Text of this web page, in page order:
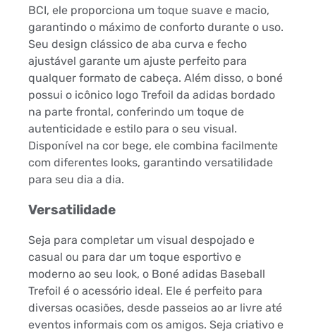
BCI, ele proporciona um toque suave e macio,
garantindo o máximo de conforto durante o uso.
Seu design clássico de aba curva e fecho
ajustável garante um ajuste perfeito para
qualquer formato de cabeça. Além disso, o boné
possui o icônico logo Trefoil da adidas bordado
na parte frontal, conferindo um toque de
autenticidade e estilo para o seu visual.
Disponível na cor bege, ele combina facilmente
com diferentes looks, garantindo versatilidade
para seu dia a dia.
Versatilidade
Seja para completar um visual despojado e
casual ou para dar um toque esportivo e
moderno ao seu look, o Boné adidas Baseball
Trefoil é o acessório ideal. Ele é perfeito para
diversas ocasiões, desde passeios ao ar livre até
eventos informais com os amigos. Seja criativo e